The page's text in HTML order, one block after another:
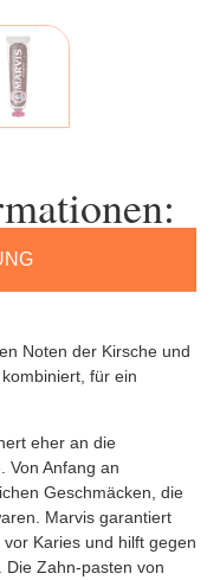
Noten der Kirsche und
für ein
eher an die
Von Anfang an
Geschmäcken, die
Marvis garantiert
Karies und hilft gegen
Die Zahn-pasten von